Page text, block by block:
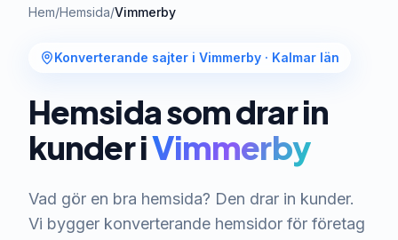
Hem/Hemsida/Vimmerby
Konverterande sajter i Vimmerby · Kalmar län
Hemsida som drar in
kunder iVimmerby
Vad gör en bra hemsida? Den drar in kunder.
Vi bygger konverterande hemsidor för företag